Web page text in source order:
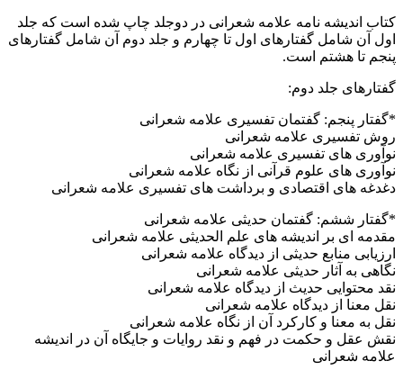
کتاب اندیشه نامه علامه شعرانی در دوجلد چاپ شده است که جلد
اول آن شامل گفتارهای اول تا چهارم و جلد دوم آن شامل گفتارهای
پنجم تا هشتم است.
گفتارهای جلد دوم:
*گفتار پنجم: گفتمان تفسیری علامه شعرانی
روش تفسیری علامه شعرانی
نوآوری های تفسیری علامه شعرانی
نوآوری های علوم قرآنی از نگاه علامه شعرانی
دغدغه های اقتصادی و برداشت های تفسیری علامه شعرانی
*گفتار ششم: گفتمان حدیثی علامه شعرانی
مقدمه ای بر اندیشه های علم الحدیثی علامه شعرانی
ارزیابی منابع حدیثی از دیدگاه علامه شعرانی
نگاهی به آثار حدیثی علامه شعرانی
نقد محتوایی حدیث از دیدگاه علامه شعرانی
نقل معنا از دیدگاه علامه شعرانی
نقل به معنا و کارکرد آن از نگاه علامه شعرانی
نقش عقل و حکمت در فهم و نقد روایات و جایگاه آن در اندیشه
علامه شعرانی